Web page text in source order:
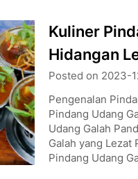
Kuliner
Hidangan
Posted on 2023-
Pengenalan
Pindang Udang
Udang Galah
Galah yang Lezat
Pindang Udang